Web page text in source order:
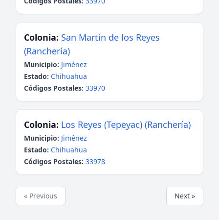
Colonia: San Martín de los Reyes
(Ranchería)
Municipio: Jiménez
Estado: Chihuahua
Códigos Postales: 33970
Colonia: Los Reyes (Tepeyac) (Ranchería)
Municipio: Jiménez
Estado: Chihuahua
Códigos Postales: 33978
« Previous Next »